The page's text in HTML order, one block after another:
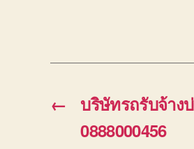
←
บริษัทรถรับจ้าง
0888000456